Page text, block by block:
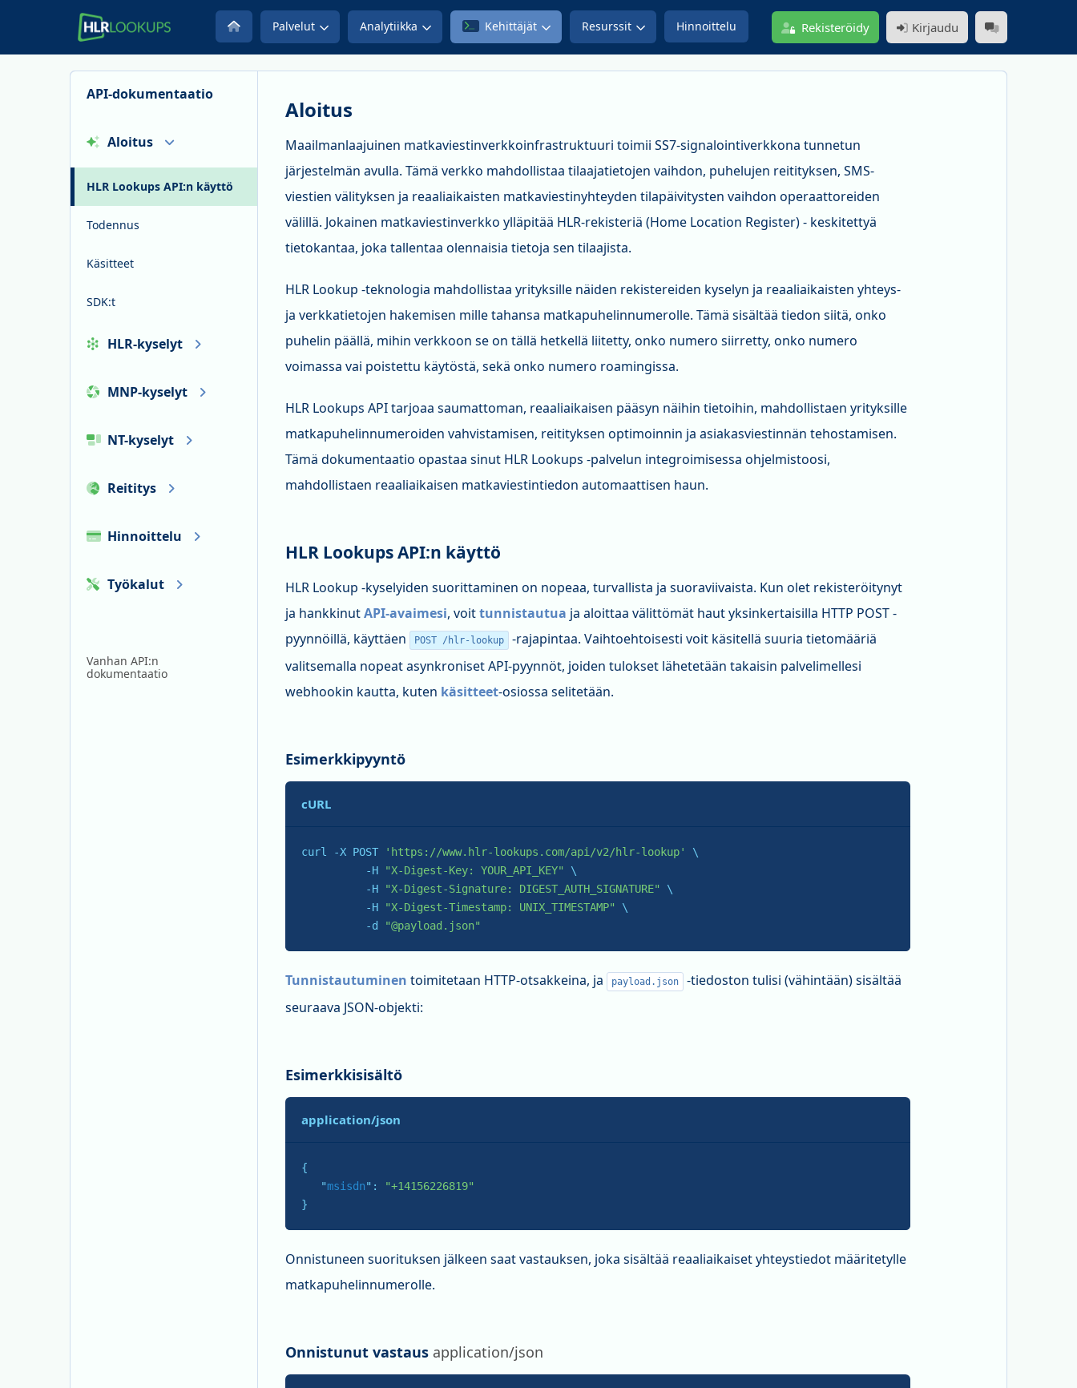
Palvelut Analytiikka Kehittäjät Resurssit Hinnoittelu Rekisteröidy Kirjaudu
API-dokumentaatio
Aloitus
HLR Lookups API:n käyttö
Todennus
Käsitteet
SDK:t
HLR-kyselyt
MNP-kyselyt
NT-kyselyt
Reititys
Hinnoittelu
Työkalut
Vanhan API:n
dokumentaatio
Aloitus
Maailmanlaajuinen matkaviestinverkkoinfrastruktuuri toimii SS7-signalointiverkkona tunnetun
järjestelmän avulla. Tämä verkko mahdollistaa tilaajatietojen vaihdon, puhelujen reitityksen, SMS-
viestien välityksen ja reaaliaikaisten matkaviestinyhteyden tilapäivitysten vaihdon operaattoreiden
välillä. Jokainen matkaviestinverkko ylläpitää HLR-rekisteriä (Home Location Register) - keskitettyä
tietokantaa, joka tallentaa olennaisia tietoja sen tilaajista.
HLR Lookup -teknologia mahdollistaa yrityksille näiden rekistereiden kyselyn ja reaaliaikaisten yhteys-
ja verkkatietojen hakemisen mille tahansa matkapuhelinnumerolle. Tämä sisältää tiedon siitä, onko
puhelin päällä, mihin verkkoon se on tällä hetkellä liitetty, onko numero siirretty, onko numero
voimassa vai poistettu käytöstä, sekä onko numero roamingissa.
HLR Lookups API tarjoaa saumattoman, reaaliaikaisen pääsyn näihin tietoihin, mahdollistaen yrityksille
matkapuhelinnumeroiden vahvistamisen, reitityksen optimoinnin ja asiakasviestinnän tehostamisen.
Tämä dokumentaatio opastaa sinut HLR Lookups -palvelun integroimisessa ohjelmistoosi,
mahdollistaen reaaliaikaisen matkaviestintiedon automaattisen haun.
HLR Lookups API:n käyttö
HLR Lookup -kyselyiden suorittaminen on nopeaa, turvallista ja suoraviivaista. Kun olet rekisteröitynyt
ja hankkinutAPI-avaimesi, voittunnistautua ja aloittaa välittömät haut yksinkertaisilla HTTP POST -
pyynnöillä, käyttäen
POST /hlr-lookup
-rajapintaa. Vaihtoehtoisesti voit käsitellä suuria tietomääriä
valitsemalla nopeat asynkroniset API-pyynnöt, joiden tulokset lähetetään takaisin palvelimellesi
webhookin kautta, kuten käsitteet-osiossa selitetään.
Esimerkkipyyntö
cURL
curl -X POST 'https://www.hlr-lookups.com/api/v2/hlr-lookup'
\
          -H
"X-Digest-Key: YOUR_API_KEY"
\
          -H
"X-Digest-Signature: DIGEST_AUTH_SIGNATURE"
\
          -H
"X-Digest-Timestamp: UNIX_TIMESTAMP"
\
-d
"@payload.json"
Tunnistautuminen toimitetaan HTTP-otsakkeina, ja payload.json
-tiedoston tulisi (vähintään) sisältää
seuraava JSON-objekti:
Esimerkkisisältö
application/json
{
   "
msisdn":
"+14156226819"
}
Onnistuneen suorituksen jälkeen saat vastauksen, joka sisältää reaaliaikaiset yhteystiedot määritetylle
matkapuhelinnumerolle.
Onnistunut vastaus application/json